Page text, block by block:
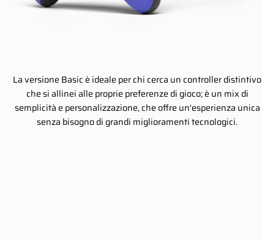
La versione Basic è ideale per chi cerca un controller distintivo
che si allinei alle proprie preferenze di gioco; è un mix di
semplicità e personalizzazione, che offre un'esperienza unica
senza bisogno di grandi miglioramenti tecnologici.